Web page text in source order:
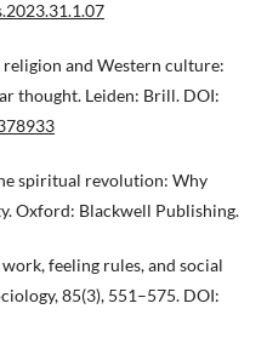
religion and Western culture:
thought. Leiden: Brill. DOI:
spiritual revolution: Why
Oxford: Blackwell Publishing.
feeling rules, and social
85(3), 551–575. DOI: